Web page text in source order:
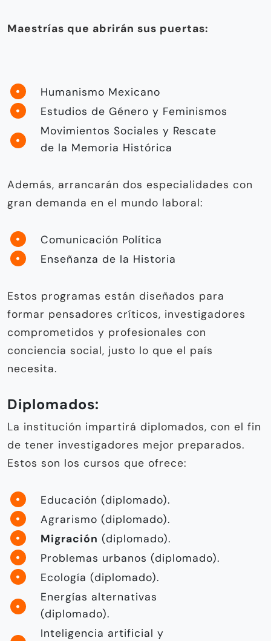
Maestrías que abrirán sus puertas:
Humanismo Mexicano
Estudios de Género y Feminismos
Movimientos Sociales y Rescate
de la Memoria Histórica
Además, arrancarán dos especialidades con
gran demanda en el mundo laboral:
Comunicación Política
Enseñanza de la Historia
Estos programas están diseñados para
formar pensadores críticos, investigadores
comprometidos y profesionales con
conciencia social, justo lo que el país
necesita.
Diplomados:
La institución impartirá diplomados, con el fin
de tener investigadores mejor preparados.
Estos son los cursos que ofrece:
Educación (diplomado).
Agrarismo (diplomado).
Migración (diplomado).
Problemas urbanos (diplomado).
Ecología (diplomado).
Energías alternativas
(diplomado).
Inteligencia artificial y